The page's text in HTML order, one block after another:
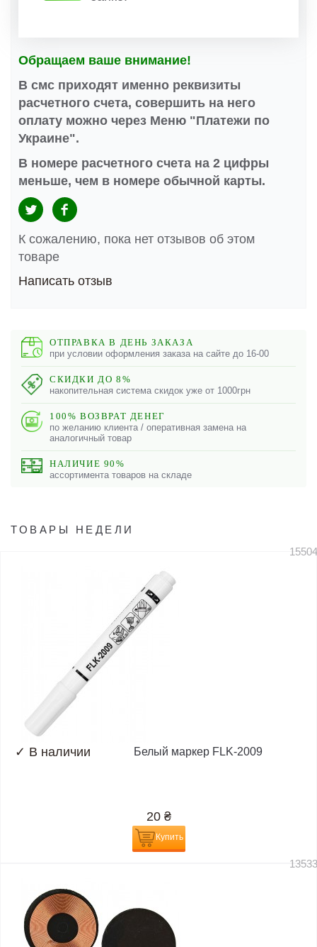
Обращаем ваше внимание!
В смс приходят именно реквизиты
расчетного счета, совершить на него
оплату можно через Меню "Платежи по
Украине".
В номере расчетного счета на 2 цифры
меньше, чем в номере обычной карты.
К сожалению, пока нет отзывов об этом
товаре
Написать отзыв
ОТПРАВКА В ДЕНЬ ЗАКАЗА
при условии оформления заказа на сайте до 16-00
СКИДКИ ДО 8%
накопительная система скидок уже от 1000грн
100% ВОЗВРАТ ДЕНЕГ
по желанию клиента / оперативная замена на
аналогичный товар
НАЛИЧИЕ 90%
ассортимента товаров на складе
ТОВАРЫ НЕДЕЛИ
✓ В наличии Белый маркер FLK-2009
20 ₴
Купить